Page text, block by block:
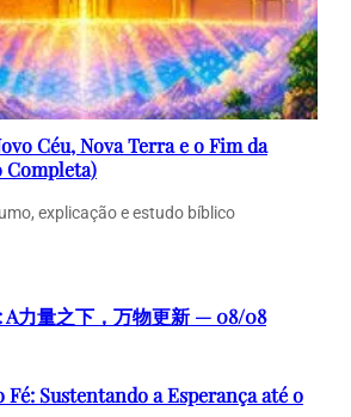
Céu, Nova Terra e o Fim da
Completa)
explicação e estudo bíblico
A力量之下，万物更新 — 08/08
Fé: Sustentando a Esperança até o